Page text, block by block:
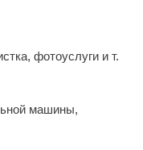
фотоуслуги и т.
машины,